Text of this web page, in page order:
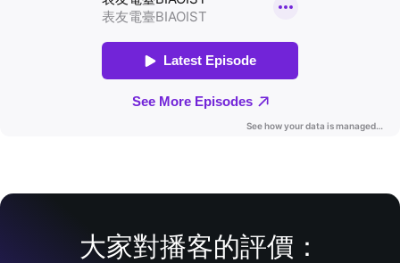
大家對播客的評價：